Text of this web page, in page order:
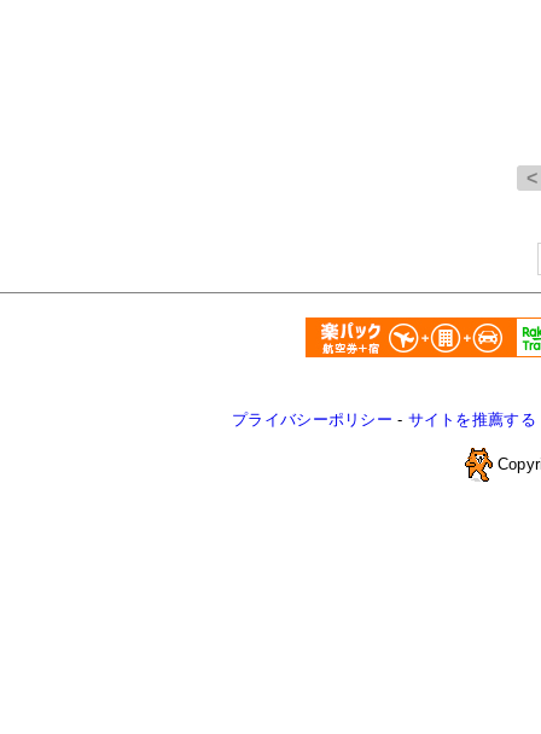
プライバシーポリシー - サイトを推薦する